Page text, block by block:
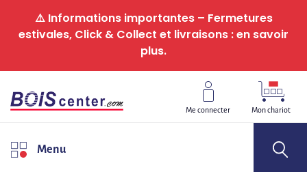
⚠️ Informations importantes – Fermetures
estivales, Click & Collect et livraisons : en savoir
plus.
Me connecter Mon chariot
Menu